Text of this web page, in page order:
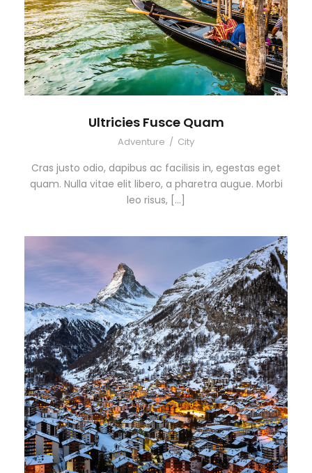
Ultricies Fusce Quam
Adventure / City
Cras justo odio, dapibus ac facilisis in, egestas eget
quam. Nulla vitae elit libero, a pharetra augue. Morbi
leo risus, […]